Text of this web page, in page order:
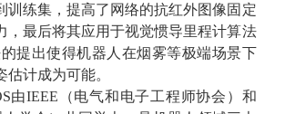
训练集，提高了网络的抗红外图像固定
，最后将其应用于视觉惯导里程计算法
提出使得机器人在烟雾等极端场景下
计成为可能。
由IEEE （电气和电子工程师协会）和